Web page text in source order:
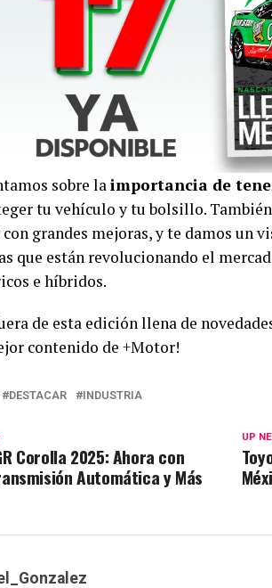
sobre la importancia de
tu vehículo y tu bolsillo.
grandes mejoras, y te damos un
que están revolucionando el
e híbridos.
de esta edición llena de
contenido de +Motor!
DESTACAR INDUSTRIA
UP
Corolla 2025: Ahora con
Automática y Más